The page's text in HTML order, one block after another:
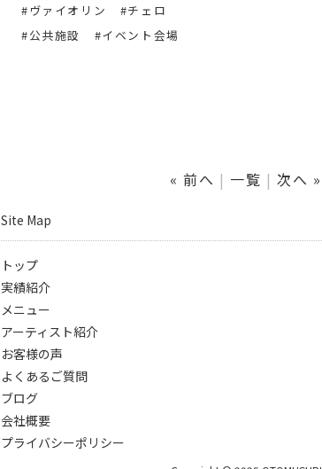
#ヴァイオリン
#チェロ
#公共施設
#イベント会場
« 前へ 一覧 次へ »
Site Map
トップ
実績紹介
メニュー
アーティスト紹介
お客様の声
よくあるご質問
ブログ
会社概要
プライバシーポリシー